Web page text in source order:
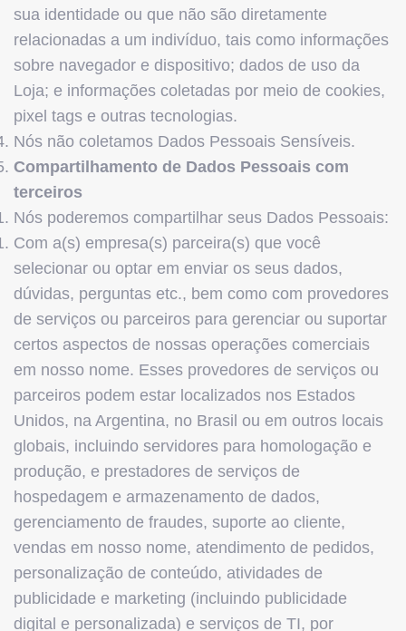
sua identidade ou que não são diretamente
relacionadas a um indivíduo, tais como informações
sobre navegador e dispositivo; dados de uso da
Loja; e informações coletadas por meio de cookies,
pixel tags e outras tecnologias.
Nós não coletamos Dados Pessoais Sensíveis.
Compartilhamento de Dados Pessoais com
terceiros
Nós poderemos compartilhar seus Dados Pessoais:
Com a(s) empresa(s) parceira(s) que você
selecionar ou optar em enviar os seus dados,
dúvidas, perguntas etc., bem como com provedores
de serviços ou parceiros para gerenciar ou suportar
certos aspectos de nossas operações comerciais
em nosso nome. Esses provedores de serviços ou
parceiros podem estar localizados nos Estados
Unidos, na Argentina, no Brasil ou em outros locais
globais, incluindo servidores para homologação e
produção, e prestadores de serviços de
hospedagem e armazenamento de dados,
gerenciamento de fraudes, suporte ao cliente,
vendas em nosso nome, atendimento de pedidos,
personalização de conteúdo, atividades de
publicidade e marketing (incluindo publicidade
digital e personalizada) e serviços de TI, por